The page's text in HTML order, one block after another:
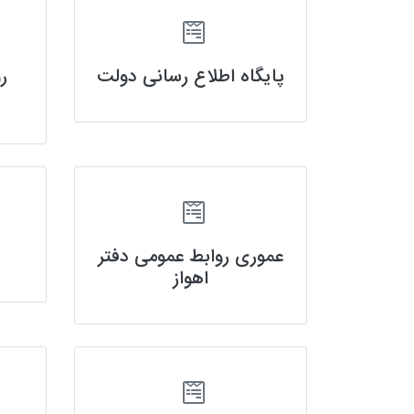
پایگاه اطلاع رسانى دولت
عموری روابط عمومی دفتر
اهواز